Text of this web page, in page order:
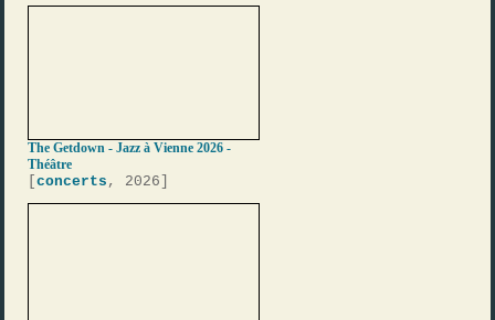
The Getdown - Jazz à Vienne 2026 -
Théâtre
[concerts , 2026]